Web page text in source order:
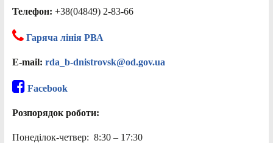
Телефон: +38(04849) 2-83-66
Гаряча лінія РВА
E-mail: rda_b-dnistrovsk@od.gov.ua
Facebook
Розпорядок роботи:
Понеділок-четвер: 8:30 – 17:30